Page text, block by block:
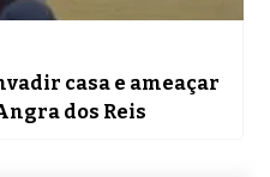
casa e ameaçar
dos Reis